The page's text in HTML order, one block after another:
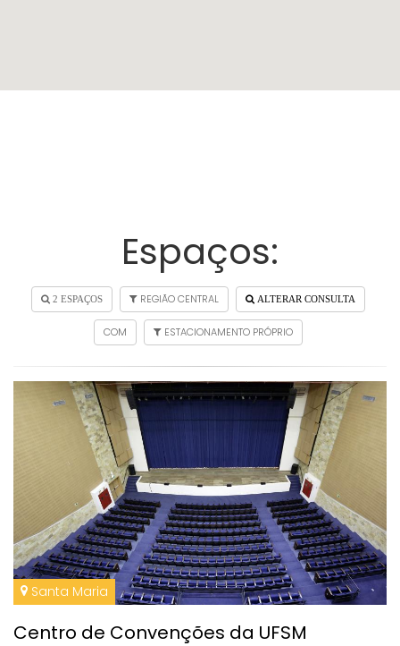
Espaços:
2 ESPAÇOS REGIÃO CENTRAL ALTERAR CONSULTA
COM ESTACIONAMENTO PRÓPRIO
Santa Maria
Centro de Convenções da UFSM